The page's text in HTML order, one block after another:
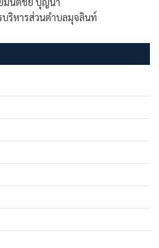
บริหารส่วนตำบลมุจลินท์